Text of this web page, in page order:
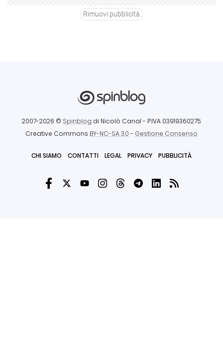
Rimuovi pubblicità
2007-2026 © Spinblog di Nicolò Canal - P.IVA 03919360275
Creative Commons BY-NC-SA 3.0- Gestione Consenso
CHI SIAMO CONTATTI LEGAL PRIVACY PUBBLICITÀ